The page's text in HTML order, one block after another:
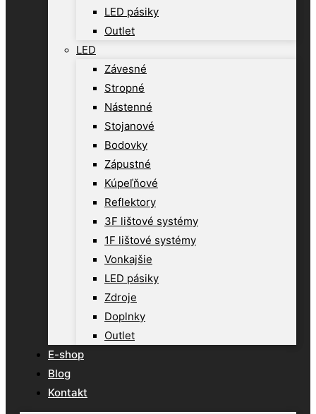
LED pásiky
Outlet
LED
Závesné
Stropné
Nástenné
Stojanové
Bodovky
Zápustné
Kúpeľňové
Reflektory
3F lištové systémy
1F lištové systémy
Vonkajšie
LED pásiky
Zdroje
Doplnky
Outlet
E-shop
Blog
Kontakt